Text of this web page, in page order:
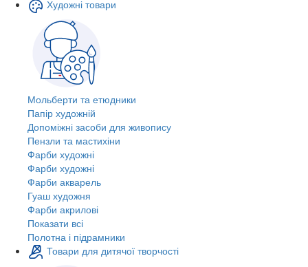
Художні товари
Мольберти та етюдники
Папір художній
Допоміжні засоби для живопису
Пензли та мастихіни
Фарби художні
Фарби художні
Фарби акварель
Гуаш художня
Фарби акрилові
Показати всі
Полотна і підрамники
Товари для дитячої творчості